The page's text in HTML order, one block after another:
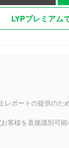
LYPプレミアム
ポートの提供のた
客様を直接識別可